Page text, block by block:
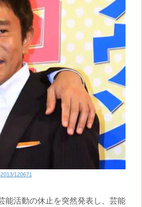
120671
能活動の休止を突然発表し、芸能